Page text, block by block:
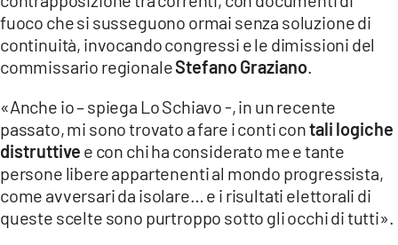
ANDROID
APPLE
fuoco che si susseguono ormai senza soluzione di
continuità, invocando congressi e le dimissioni del
commissario regionaleStefano Graziano
«Anche io – spiega Lo Schiavo -, in un recente
passato, mi sono trovato a fare i conti contali logiche
distruttive e con chi ha considerato me e tante
persone libere appartenenti al mondo progressista,
come avversari da isolare… e i risultati elettorali di
queste scelte sono purtroppo sotto gli occhi di tutti».